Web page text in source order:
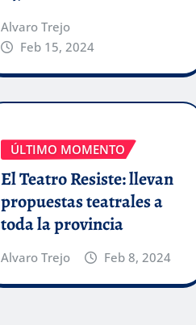
Alvaro Trejo
Feb 15, 2024
ÚLTIMO MOMENTO
El Teatro Resiste: llevan
propuestas teatrales a
toda la provincia
Alvaro Trejo Feb 8, 2024